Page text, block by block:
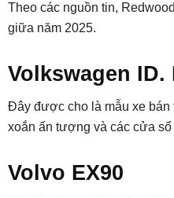
Theo các nguồn tin,
giữa năm 2025.
Volkswagen ID.
Đây được cho là mẫu xe bán
xoắn ấn tượng và các cửa sổ
Volvo EX90